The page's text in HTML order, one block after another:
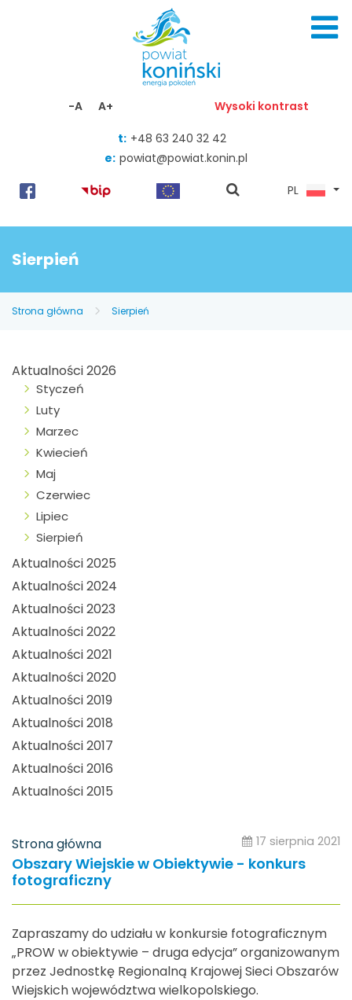
-A A+ Wysoki kontrast
t: +48 63 240 32 42
e: powiat@powiat.konin.pl
pokaż
PL
Sierpień
Strona główna Sierpień
Aktualności 2026
Styczeń
Luty
Marzec
Kwiecień
Maj
Czerwiec
Lipiec
Sierpień
Aktualności 2025
Aktualności 2024
Aktualności 2023
Aktualności 2022
Aktualności 2021
Aktualności 2020
Aktualności 2019
Aktualności 2018
Aktualności 2017
Aktualności 2016
Aktualności 2015
Strona główna 17 sierpnia 2021
Obszary Wiejskie w Obiektywie - konkurs
fotograficzny
Zapraszamy do udziału w konkursie fotograficznym
„PROW w obiektywie – druga edycja” organizowanym
przez Jednostkę Regionalną Krajowej Sieci Obszarów
Wiejskich województwa wielkopolskiego.